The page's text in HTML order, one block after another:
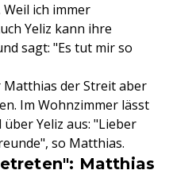
ich immer
Yeliz kann ihre
sagt: "Es tut mir so
der Streit aber
Im Wohnzimmer lässt
Yeliz aus: "Lieber
so Matthias.
Matthias